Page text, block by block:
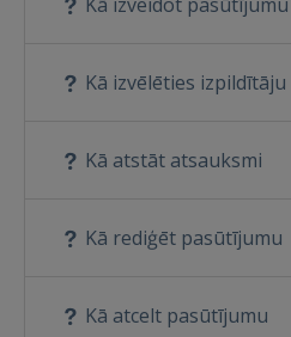
Kā izvēlēties izpildītāju
Kā atstāt atsauksmi
Kā rediģēt pasūtījumu
Kā atcelt pasūtījumu